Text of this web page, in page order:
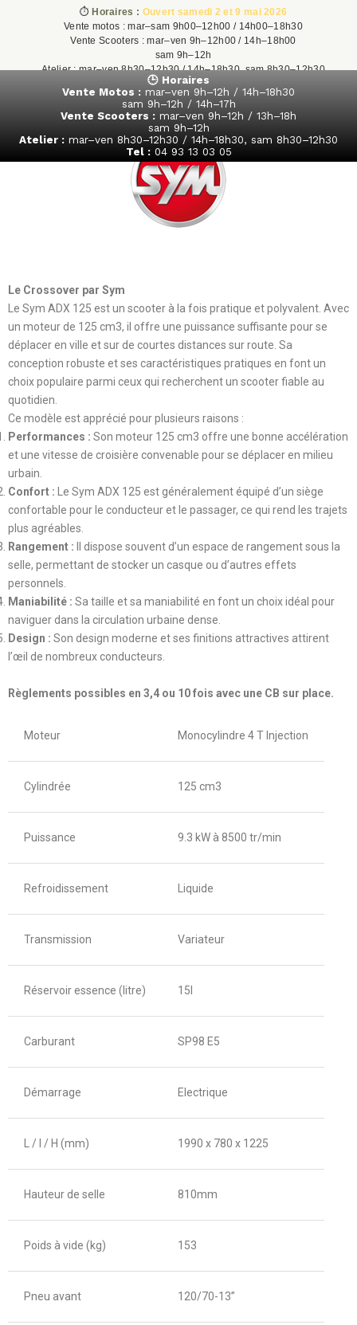
🕒 Horaires
Vente Motos : mar–ven 9h–12h / 14h–18h30
sam 9h–12h / 14h–17h
Vente Scooters : mar–ven 9h–12h / 13h–18h
sam 9h–12h
Atelier : mar–ven 8h30–12h30 / 14h–18h30, sam 8h30–12h30
Tel :04 93 13 03 05
⏱️ Horaires : Ouvert samedi 2 et 9 mai 2026
Vente motos : mar–sam 9h00–12h00 / 14h00–18h30
Vente Scooters : mar–ven 9h–12h00 / 14h–18h00
sam 9h–12h
Atelier : mar–ven 8h30–12h30 / 14h–18h30, sam 8h30–12h30
Tel : 04 93 13 03 05
Le Crossover par Sym
Le Sym ADX 125 est un scooter à la fois pratique et polyvalent. Avec
un moteur de 125 cm3, il offre une puissance suffisante pour se
déplacer en ville et sur de courtes distances sur route. Sa
conception robuste et ses caractéristiques pratiques en font un
choix populaire parmi ceux qui recherchent un scooter fiable au
quotidien.
Ce modèle est apprécié pour plusieurs raisons :
Performances : Son moteur 125 cm3 offre une bonne accélération
et une vitesse de croisière convenable pour se déplacer en milieu
urbain.
Confort : Le Sym ADX 125 est généralement équipé d’un siège
confortable pour le conducteur et le passager, ce qui rend les trajets
plus agréables.
Rangement : Il dispose souvent d’un espace de rangement sous la
selle, permettant de stocker un casque ou d’autres effets
personnels.
Maniabilité : Sa taille et sa maniabilité en font un choix idéal pour
naviguer dans la circulation urbaine dense.
Design : Son design moderne et ses finitions attractives attirent
l’œil de nombreux conducteurs.
Règlements possibles en 3,4 ou 10 fois avec une CB sur place.
Moteur Monocylindre 4 T Injection
Cylindrée 125 cm3
Puissance 9.3 kW à 8500 tr/min
Refroidissement Liquide
Transmission Variateur
Réservoir essence (litre) 15l
Carburant SP98 E5
Démarrage Electrique
L / l / H (mm) 1990 x 780 x 1225
Hauteur de selle 810mm
Poids à vide (kg) 153
Pneu avant 120/70-13’’